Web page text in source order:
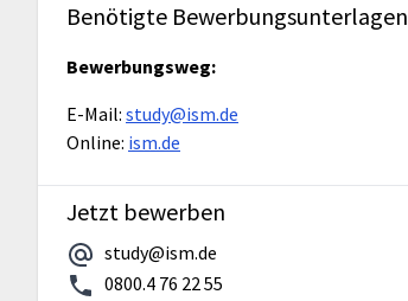
Benötigte Bewerbungsunterlagen
Bewerbungsweg:
E-Mail: study@ism.de
Online: ism.de
Jetzt bewerben
study@ism.de
0800.4 76 22 55